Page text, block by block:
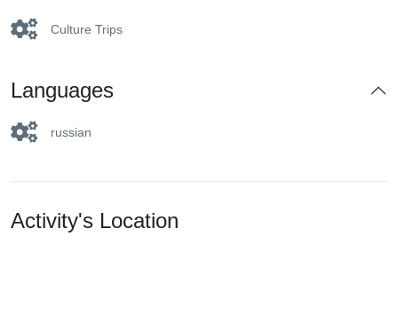
Culture Trips
Languages
russian
Activity's Location